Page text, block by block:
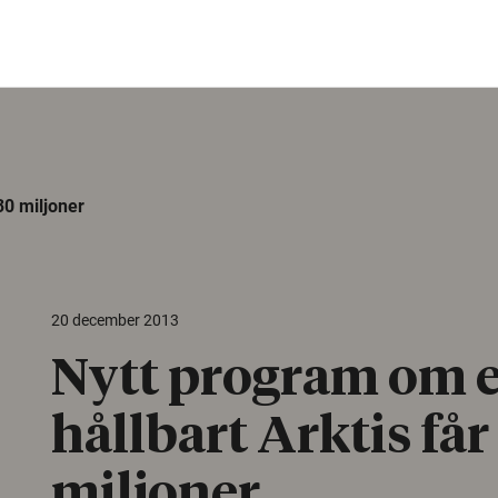
miljoner
20 december 2013
Nytt program om
hållbart Arktis får